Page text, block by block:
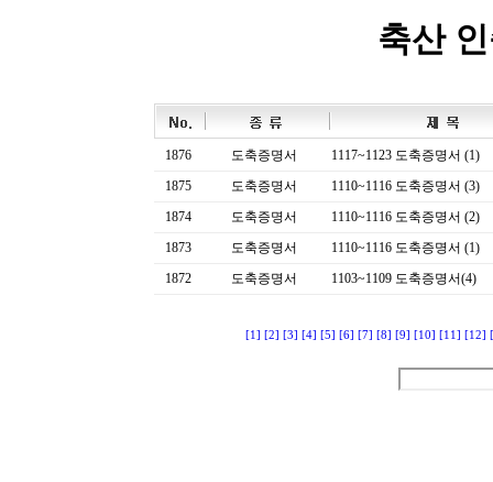
축산
1876 도축증명서
1117~1123 도축증명서 (1)
1875
도축증명서
1110~1116 도축증명서 (3)
1874
도축증명서
1110~1116 도축증명서 (2)
1873
도축증명서
1110~1116 도축증명서 (1)
1872
도축증명서 1103~1109 도축증명서(4)
[1] [2] [3] [4] [5] [6] [7] [8] [9] [10] [11] [12]